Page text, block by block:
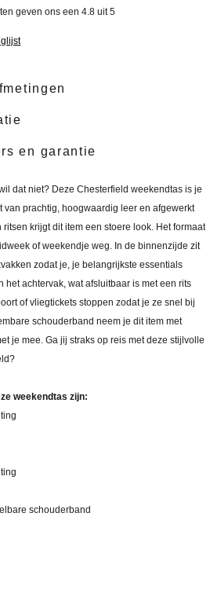
geven ons een 4.8 uit 5
en garantie
dat niet? Deze Chesterfield weekendtas is je
van prachtig, hoogwaardig leer en afgewerkt
krijgt dit item een stoere look. Het formaat
of weekendje weg. In de binnenzijde zit
zodat je, je belangrijkste essentials
het achtervak, wat afsluitbaar is met een rits
of vliegtickets stoppen zodat je ze snel bij
schouderband neem je dit item met
je mee. Ga jij straks op reis met deze stijlvolle
weekendtas zijn:
schouderband